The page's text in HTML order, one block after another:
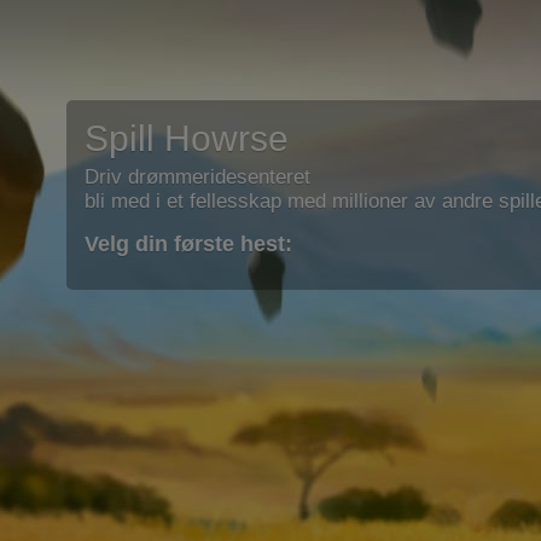
Spill Howrse
Driv drømmeridesenteret
bli med i et fellesskap med millioner av andre
Velg din første hest: